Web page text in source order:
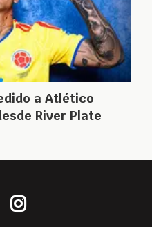
a Atlético
River Plate